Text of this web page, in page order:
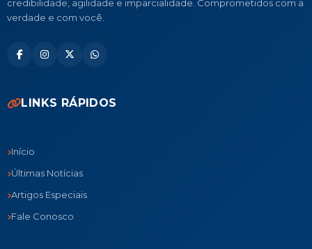
credibilidade, agilidade e imparcialidade. Comprometidos com a
verdade e com você.
LINKS RÁPIDOS
Início
Últimas Notícias
Artigos Especiais
Fale Conosco